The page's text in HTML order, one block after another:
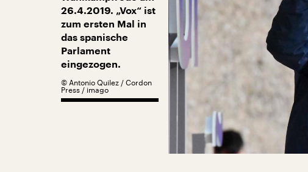
26.4.2019. „Vox“ ist
zum ersten Mal in
das spanische
Parlament
eingezogen.
© Antonio Quilez / Cordon
Press / imago